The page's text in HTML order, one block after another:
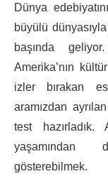
Dünya
büyülü
başında
Amerika’nın
izler bırakan
aramızdan
test hazırladık.
yaşamından
gösterebilmek.